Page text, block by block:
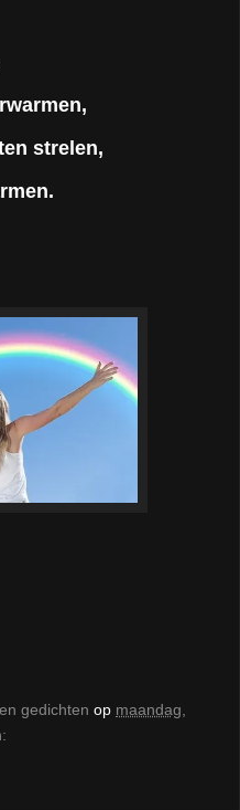
strelen,
gedichten op maandag,